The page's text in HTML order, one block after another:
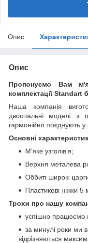
Опис
Опис
Пропонуємо Вам
комплектації Standart
Наша компанія
двоспальні моделі
гармонійно поєднують у
Основні
М’яке узголів’я;
Верхня металева
Оббиті широкі
Пластикові ніжки 5
Трохи про нашу
успішно працюємо
за минулі роки ми
відрізняються